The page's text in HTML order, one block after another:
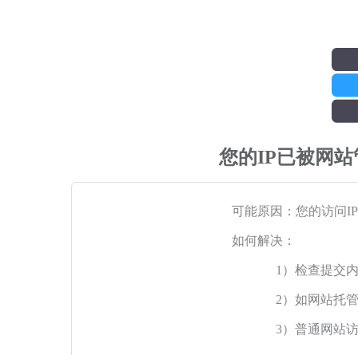
您的IP已被网
可能原因：您的访问
如何解决：
1）检查提交
2）如网站托
3）普通网站